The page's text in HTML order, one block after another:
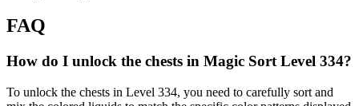
FAQ
How do I unlock the chests in Magic Sort Level 334?
To unlock the chests in Level 334, you need to carefully sort and